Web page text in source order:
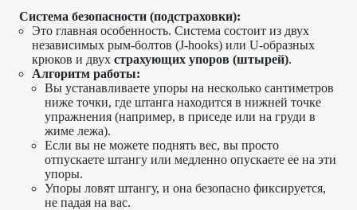
Система безопасности (подстраховки):
Это главная особенность. Система состоит из двух
независимых рым-болтов (J-hooks) или U-образных
крюков и двух страхующих упоров (штырей).
Алгоритм работы:
Вы устанавливаете упоры на несколько сантиметров
ниже точки, где штанга находится в нижней точке
упражнения (например, в приседе или на груди в
жиме лежа).
Если вы не можете поднять вес, вы просто
отпускаете штангу или медленно опускаете ее на эти
упоры.
Упоры ловят штангу, и она безопасно фиксируется,
не падая на вас.